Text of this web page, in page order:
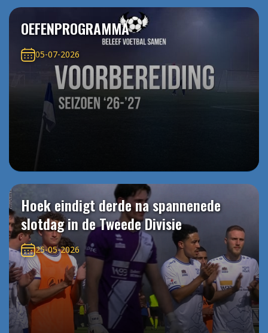
OEFENPROGRAMMA
05-07-2026
Hoek eindigt derde na spannenede
slotdag in de Tweede Divisie
25-05-2026